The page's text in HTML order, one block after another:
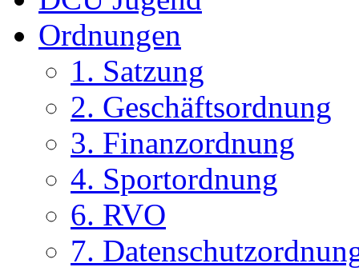
Ordnungen
1. Satzung
2. Geschäftsordnung
3. Finanzordnung
4. Sportordnung
6. RVO
7.